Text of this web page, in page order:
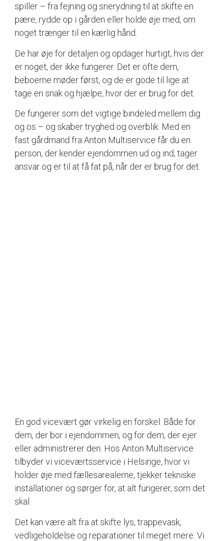
spiller – fra fejning og snerydning til at skifte en
pære, rydde op i gården eller holde øje med, om
noget trænger til en kærlig hånd.
De har øje for detaljen og opdager hurtigt, hvis der
er noget, der ikke fungerer. Det er ofte dem,
beboerne møder først, og de er gode til lige at
tage en snak og hjælpe, hvor der er brug for det.
De fungerer som det vigtige bindeled mellem dig
og os – og skaber tryghed og overblik. Med en
fast gårdmand fra Anton Multiservice får du en
person, der kender ejendommen ud og ind, tager
ansvar og er til at få fat på, når der er brug for det.
En god vicevært gør virkelig en forskel. Både for
dem, der bor i ejendommen, og for dem, der ejer
eller administrerer den. Hos Anton Multiservice
tilbyder vi viceværtsservice i Helsinge, hvor vi
holder øje med fællesarealerne, tjekker tekniske
installationer og sørger for, at alt fungerer, som det
skal.
Det kan være alt fra at skifte lys, trappevask,
vedligeholdelse og reparationer til meget mere. Vi